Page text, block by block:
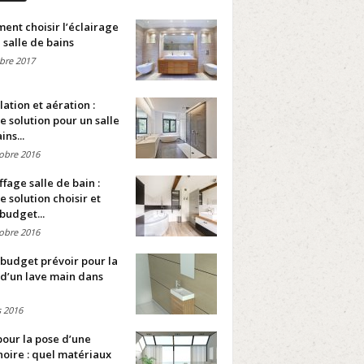
choisir l’éclairage
salle de bains
2017
et aération :
solution pour un salle
2016
salle de bain :
solution choisir et
2016
prévoir pour la
lave main dans
2016
la pose d’une
: quel matériaux